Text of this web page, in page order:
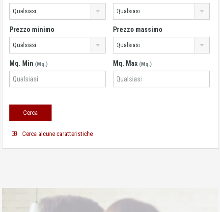
Qualsiasi Qualsiasi
Prezzo minimo
Qualsiasi
Prezzo massimo
Qualsiasi
Mq. Min (Mq.) Mq. Max (Mq.)
Cerca alcune caratteristiche